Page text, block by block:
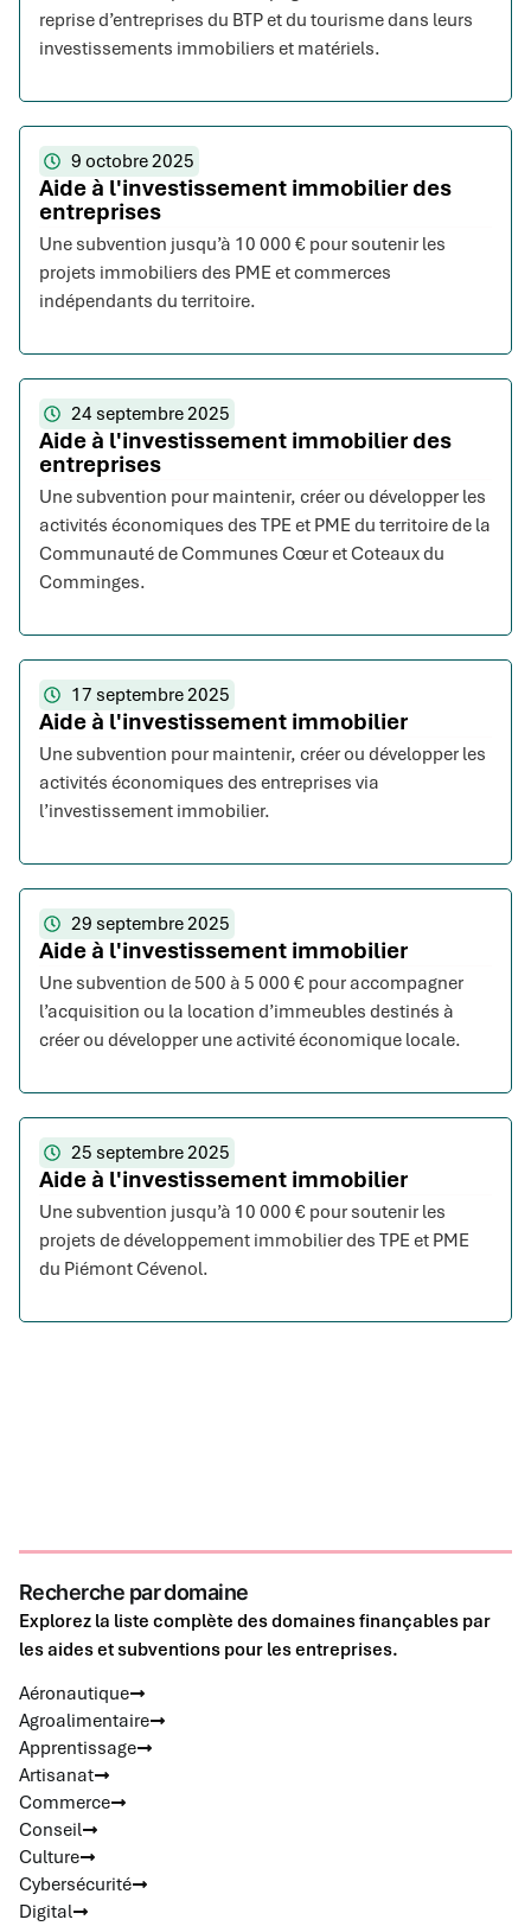
reprise d’entreprises du BTP et du tourisme dans leurs
investissements immobiliers et matériels.
9 octobre 2025
Aide à l'investissement immobilier des
entreprises
Une subvention jusqu’à 10 000 € pour soutenir les
projets immobiliers des PME et commerces
indépendants du territoire.
24 septembre 2025
Aide à l'investissement immobilier des
entreprises
Une subvention pour maintenir, créer ou développer les
activités économiques des TPE et PME du territoire de la
Communauté de Communes Cœur et Coteaux du
Comminges.
17 septembre 2025
Aide à l'investissement immobilier
Une subvention pour maintenir, créer ou développer les
activités économiques des entreprises via
l’investissement immobilier.
29 septembre 2025
Aide à l'investissement immobilier
Une subvention de 500 à 5 000 € pour accompagner
l’acquisition ou la location d’immeubles destinés à
créer ou développer une activité économique locale.
25 septembre 2025
Aide à l'investissement immobilier
Une subvention jusqu’à 10 000 € pour soutenir les
projets de développement immobilier des TPE et PME
du Piémont Cévenol.
Recherche par domaine
Explorez la liste complète des domaines finançables par
les aides et subventions pour les entreprises.
Aéronautique
Agroalimentaire
Apprentissage
Artisanat
Commerce
Conseil
Culture
Cybersécurité
Digital